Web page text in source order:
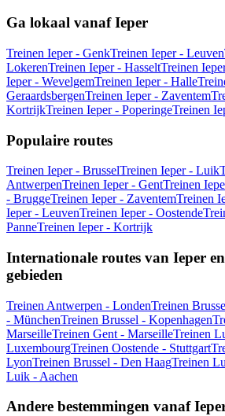
Ga lokaal vanaf Ieper
Treinen Ieper - GenkTreinen Ieper - Leuven
LokerenTreinen Ieper - HasseltTreinen
Ieper - WevelgemTreinen Ieper - Halle
GeraardsbergenTreinen Ieper - Zaventem
KortrijkTreinen Ieper - PoperingeTreinen
Populaire routes
Treinen Ieper - BrusselTreinen Ieper - Luik
AntwerpenTreinen Ieper - GentTreinen
- BruggeTreinen Ieper - ZaventemTreinen
Ieper - LeuvenTreinen Ieper - Oostende
PanneTreinen Ieper - Kortrijk
Internationale routes van Ieper
gebieden
Treinen Antwerpen - LondenTreinen
- MünchenTreinen Brussel - Kopenhagen
MarseilleTreinen Gent - MarseilleTreinen
LuxembourgTreinen Oostende - Stuttgart
LyonTreinen Brussel - Den HaagTreinen
Luik - Aachen
Andere bestemmingen vanaf